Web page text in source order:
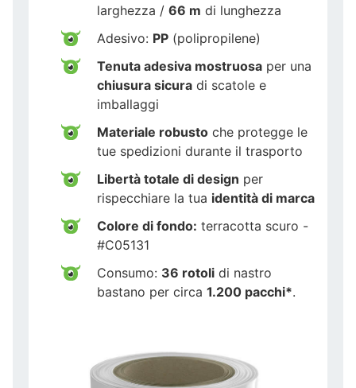
larghezza / 66 m di lunghezza
Adesivo: PP (polipropilene)
Tenuta adesiva mostruosa per una
chiusura sicura di scatole e
imballaggi
Materiale robusto che protegge le
tue spedizioni durante il trasporto
Libertà totale di design per
rispecchiare la tua identità di marca
Colore di fondo: terracotta scuro -
#C05131
Consumo: 36 rotoli di nastro
bastano per circa 1.200 pacchi*.